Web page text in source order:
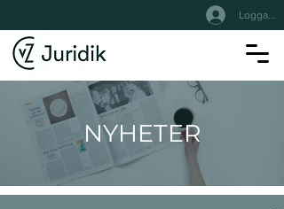
Logga In
NYHETER